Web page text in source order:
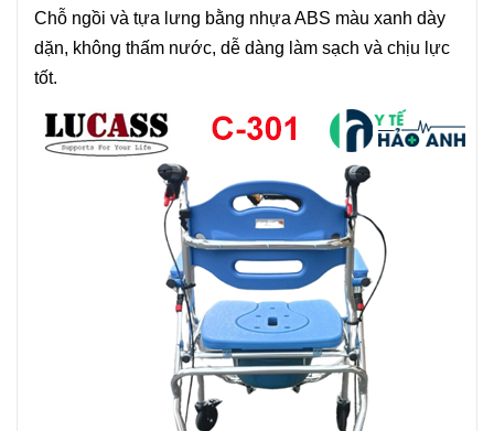
Chỗ ngồi và tựa lưng bằng nhựa ABS màu xanh dày
dặn, không thấm nước, dễ dàng làm sạch và chịu lực
tốt.